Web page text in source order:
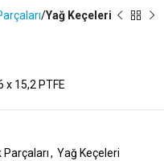
Yağ Keçeleri
x 15,2 PTFE
, Yağ Keçeleri